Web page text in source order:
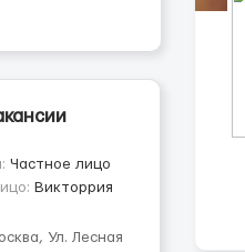
Частное лицо
Викторрия
Ул. Лесная